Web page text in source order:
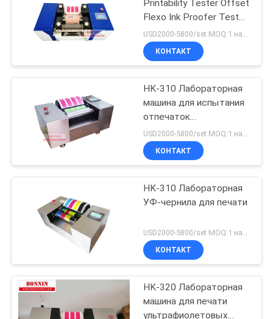
ПУТЕШЕСТВИЕ
ФАБРИКИ
ПРОВЕРКА
КАЧЕСТВА
СВЯЖИТЕСЬ
СПРОСИТЕ
ЦИТАТУ
САЙТА
PRIVACY
Printability Tester Offset
Flexo Ink Proofer Tester
Проверка
печатаемости с
помощью флексо
КОНТАКТ
HK-310 Лабораторная
машина для испытания
отпечаток
ультрафиолетовой
чернил
КОНТАКТ
HK-310 Лабораторная
УФ-чернила для печати
USD2000-5800/set MOQ:1 набор
КОНТАКТ
HK-320 Лабораторная
машина для печати
ультрафиолетовых